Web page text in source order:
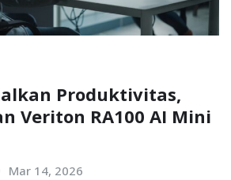
Produktivitas,
Veriton RA100 AI Mini
Mar 14, 2026